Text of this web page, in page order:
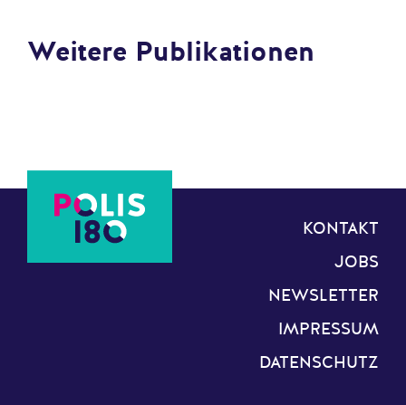
Weitere Publikationen
KONTAKT
JOBS
NEWSLETTER
IMPRESSUM
DATENSCHUTZ